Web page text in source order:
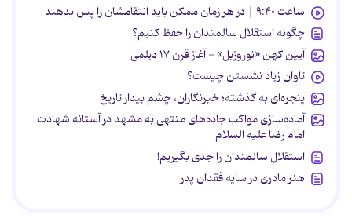
ساعت ۹:۴۰ | در هر زمان ممکن باید انتقامشان را پس بدهند
چگونه استقلال سالمندان را حفظ کنیم؟
آیین کهن «نوروزبل» - آغاز قرن ۱۷ دیلمی
تاوان زیاد نشستن چیست؟
پنجره‌ای به گذشته؛ خبرنگاران، چشم بیدار تاریخ
آماده‌سازی مواکب جاده‌های منتهی به مشهد در آستانه شهادت
امام رضا علیه السلام
استقلال سالمندان را جدی بگیریم!
هنر مادری در سایه‌ فقدان پدر